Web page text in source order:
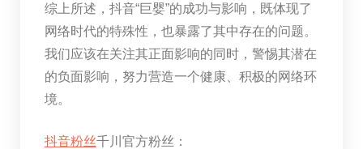
综上所述，抖音“巨婴”的成功与影响，既体现了
网络时代的特殊性，也暴露了其中存在的问题。
我们应该在关注其正面影响的同时，警惕其潜在
的负面影响，努力营造一个健康、积极的网络环
境。
抖音粉丝千川官方粉丝：